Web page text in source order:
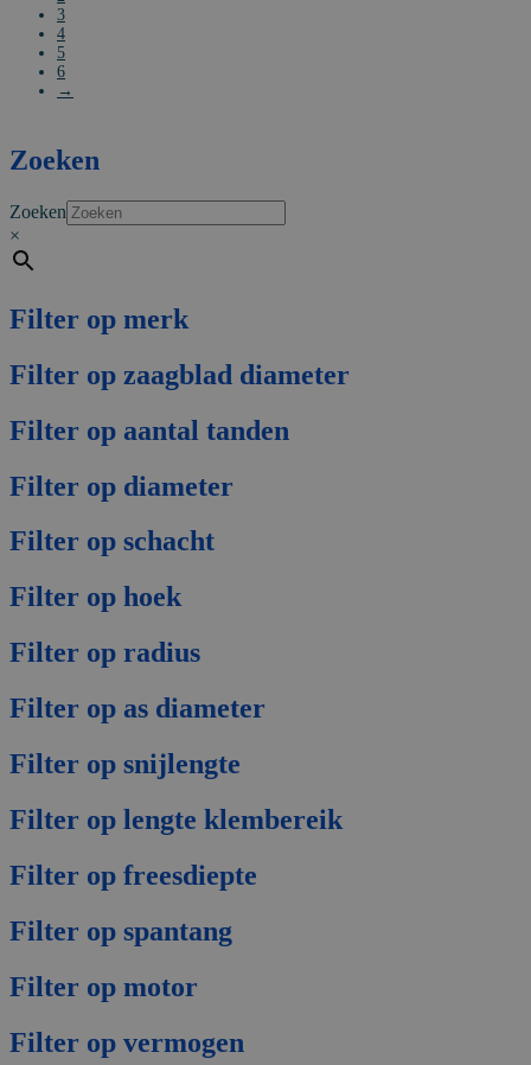
3
4
5
6
→
Zoeken
Zoeken
×
Filter op merk
Filter op zaagblad diameter
Filter op aantal tanden
Filter op diameter
Filter op schacht
Filter op hoek
Filter op radius
Filter op as diameter
Filter op snijlengte
Filter op lengte klembereik
Filter op freesdiepte
Filter op spantang
Filter op motor
Filter op vermogen